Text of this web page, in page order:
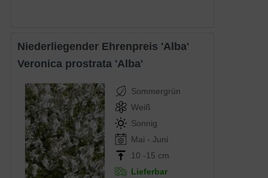
Niederliegender Ehrenpreis 'Alba'
Veronica prostrata 'Alba'
Sommergrün
Weiß
Sonnig
Mai - Juni
10 -15 cm
Lieferbar